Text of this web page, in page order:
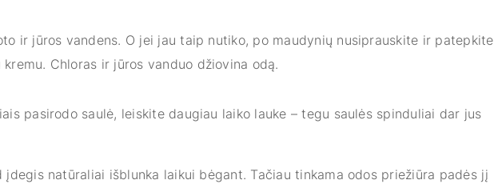
ir jūros vandens. O jei jau taip nutiko, po maudynių nusiprauskite ir patepkite
kremu. Chloras ir jūros vanduo džiovina odą.
pasirodo saulė, leiskite daugiau laiko lauke – tegu saulės spinduliai dar jus
įdegis natūraliai išblunka laikui bėgant. Tačiau tinkama odos priežiūra padės jį